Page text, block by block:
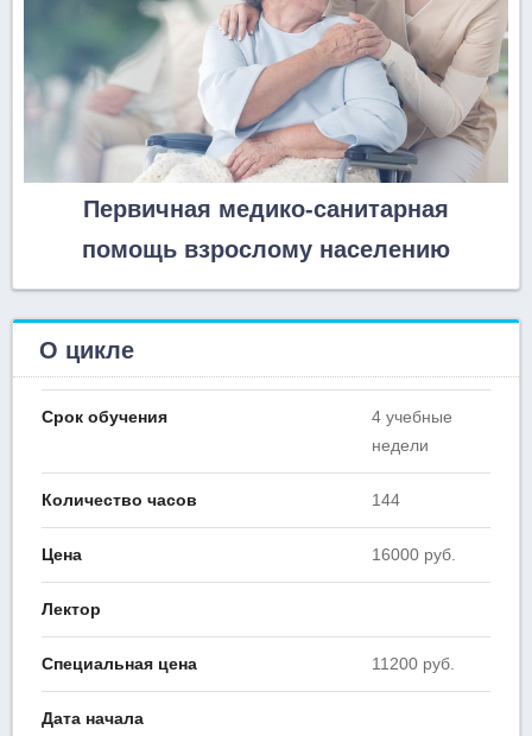
Первичная медико-санитарная
помощь взрослому населению
О цикле
Срок обучения
4 учебные
недели
Количество часов 144
Цена 16000 руб.
Лектор
Специальная цена 11200 руб.
Дата начала